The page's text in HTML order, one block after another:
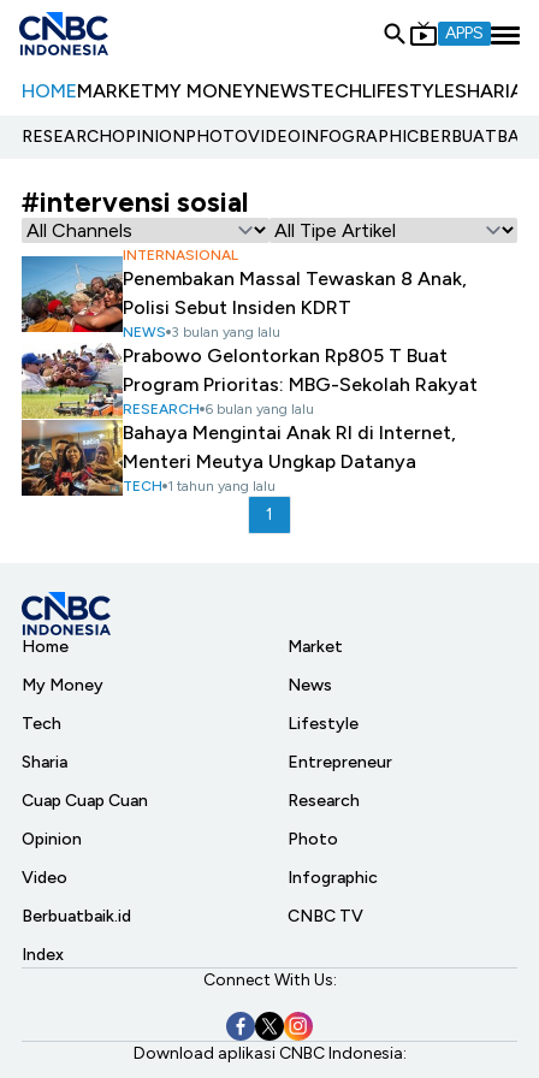
APPS
HOMEMARKETMY MONEYNEWSTECHLIFESTYLESHARIA
RESEARCHOPINIONPHOTOVIDEOINFOGRAPHIC
#intervensi sosial
INTERNASIONAL
Penembakan Massal Tewaskan 8 Anak,
Polisi Sebut Insiden KDRT
NEWS 3 bulan yang lalu
Prabowo Gelontorkan Rp805 T Buat
Program Prioritas: MBG-Sekolah Rakyat
RESEARCH 6 bulan yang lalu
Bahaya Mengintai Anak RI di Internet,
Menteri Meutya Ungkap Datanya
TECH 1 tahun yang lalu
1
Home
My Money
Tech
Sharia
Cuap Cuap Cuan
Opinion
Video
Berbuatbaik.id
Index
Market
News
Lifestyle
Entrepreneur
Research
Photo
Infographic
CNBC TV
Connect With Us:
Download aplikasi CNBC Indonesia: